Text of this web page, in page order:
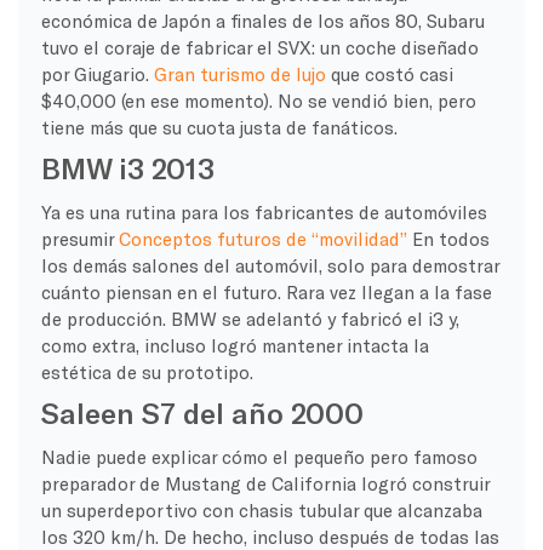
económica de Japón a finales de los años 80, Subaru
tuvo el coraje de fabricar el SVX: un coche diseñado
por Giugario. Gran turismo de lujo que costó casi
$40,000 (en ese momento). No se vendió bien, pero
tiene más que su cuota justa de fanáticos.
BMW i3 2013
Ya es una rutina para los fabricantes de automóviles
presumirConceptos futuros de “movilidad” En todos
los demás salones del automóvil, solo para demostrar
cuánto piensan en el futuro. Rara vez llegan a la fase
de producción. BMW se adelantó y fabricó el i3 y,
como extra, incluso logró mantener intacta la
estética de su prototipo.
Saleen S7 del año 2000
Nadie puede explicar cómo el pequeño pero famoso
preparador de Mustang de California logró construir
un superdeportivo con chasis tubular que alcanzaba
los 320 km/h. De hecho, incluso después de todas las